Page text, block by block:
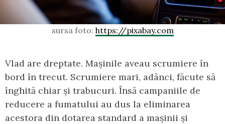
sursa foto: https://pixabay.com
Vlad are dreptate. Mașinile aveau scrumiere în
bord în trecut. Scrumiere mari, adânci, făcute să
înghită chiar și trabucuri. Însă campaniile de
reducere a fumatului au dus la eliminarea
acestora din dotarea standard a mașinii și